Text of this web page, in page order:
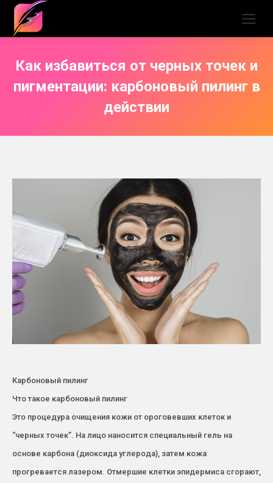
Как избавиться от черных точек и
пигментации: карбоновый пилинг в
действии
Карбоновый пилинг
Что такое карбоновый пилинг
Это процедура очищения кожи от ороговевших клеток и
“черных точек”. На лицо наносится специальный гель на
основе карбона (диоксида углерода), затем кожа
прогревается лазером. Отмершие клетки эпидермиса сгорают,